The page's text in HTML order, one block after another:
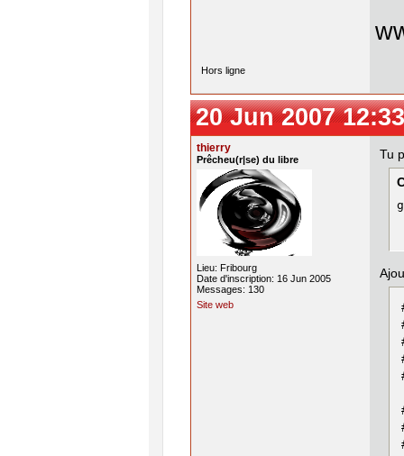
Hors ligne
20 Jun 2007
thierry
Prêcheu(r|se) du libre
Lieu: Fribourg
Date d'inscription: 16 Jun 2005
Messages: 130
Site web
Tu